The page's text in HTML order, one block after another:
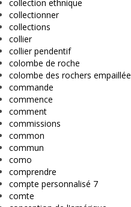
collection ethnique
collectionner
collections
collier
collier pendentif
colombe de roche
colombe des rochers empaillée
commande
commence
comment
commissions
common
commun
como
comprendre
compte personnalisé 7
comte